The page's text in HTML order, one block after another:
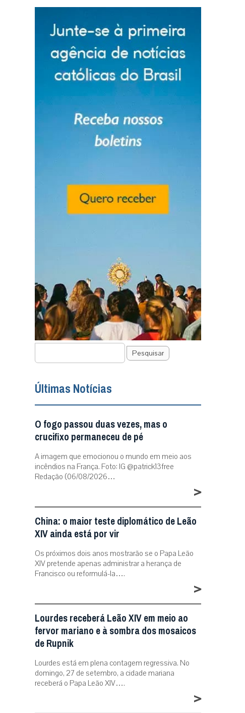
Pesquisar
Últimas Notícias
O fogo passou duas vezes, mas o
crucifixo permaneceu de pé
A imagem que emocionou o mundo em meio aos
incêndios na França. Foto: IG @patrick13free
Redação (06/08/2026…
>
China: o maior teste diplomático de Leão
XIV ainda está por vir
Os próximos dois anos mostrarão se o Papa Leão
XIV pretende apenas administrar a herança de
Francisco ou reformulá-la….
>
Lourdes receberá Leão XIV em meio ao
fervor mariano e à sombra dos mosaicos
de Rupnik
Lourdes está em plena contagem regressiva. No
domingo, 27 de setembro, a cidade mariana
receberá o Papa Leão XIV….
>